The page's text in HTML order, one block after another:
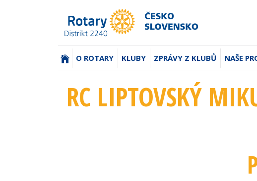
(AKTUÁLNÍ)
O ROTARY KLUBY ZPRÁVY Z KLUBŮ NAŠE
RC LIPTOVSKÝ